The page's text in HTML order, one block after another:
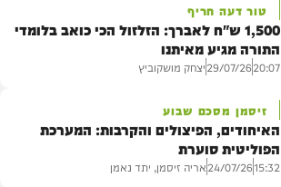
טור דעה חריף
1,500 ש"ח לאברך: הזלזול הכי כואב בלומדי
התורה מגיע מאיתנו
20:07
29/07/26יצחק מושקוביץ
זיסמן מסכם שבוע
האיחודים, הפיצולים והקרבות: המערכת
הפוליטית סוערת
15:32
24/07/26אריה זיסמן, יתד נאמן